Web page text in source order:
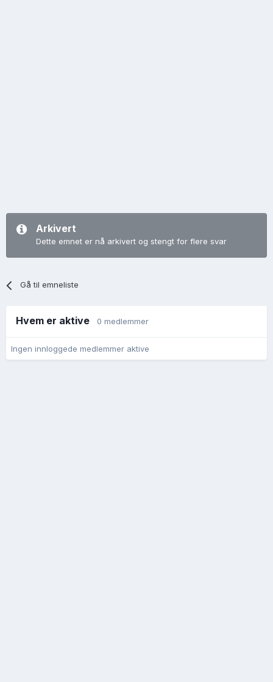
Arkivert
Dette emnet er nå arkivert og stengt for flere svar
Gå til emneliste
Hvem er aktive 0 medlemmer
Ingen innloggede medlemmer aktive